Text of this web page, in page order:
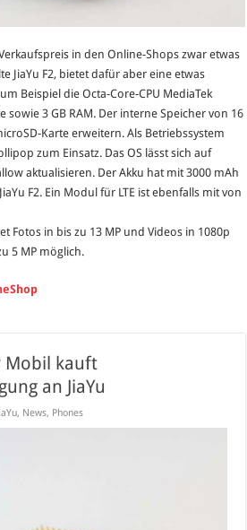
in den Online-Shops zwar etwas
JiaYu F2, bietet dafür aber eine etwas
Beispiel die Octa-Core-CPU MediaTek
sowie 3 GB RAM. Der interne Speicher von 16
Karte erweitern. Als Betriebssystem
zum Einsatz. Das OS lässt sich auf
aktualisieren. Der Akku hat mit 3000 mAh
F2. Ein Modul für LTE ist ebenfalls mit von
Fotos in bis zu 13 MP und Videos in 1080p
5 MP möglich.
Mobil kauft
an JiaYu
, News, Phones